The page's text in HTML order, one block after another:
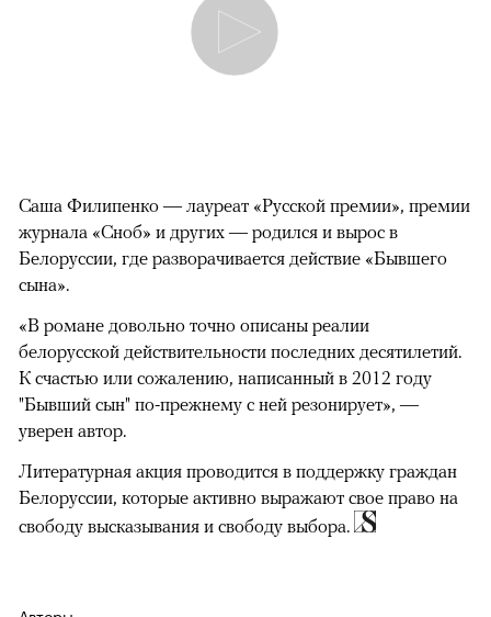
Саша Филипенко — лауреат «Русской премии», премии
журнала «Сноб» и других — родился и вырос в
Белоруссии, где разворачивается действие «Бывшего
сына».
«В романе довольно точно описаны реалии
белорусской действительности последних десятилетий.
К счастью или сожалению, написанный в 2012 году
"Бывший сын" по-прежнему с ней резонирует», —
уверен автор.
Литературная акция проводится в поддержку граждан
Белоруссии, которые активно выражают свое право на
свободу высказывания и свободу выбора.